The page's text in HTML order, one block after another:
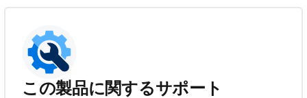
この製品に関するサポート